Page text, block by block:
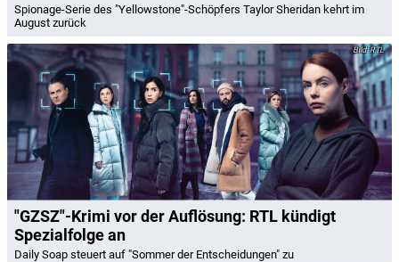
Spionage-Serie des "Yellowstone"-Schöpfers Taylor Sheridan kehrt im
August zurück
RTL
"GZSZ"-Krimi vor der Auflösung: RTL kündigt
Spezialfolge an
Daily Soap steuert auf "Sommer der Entscheidungen" zu